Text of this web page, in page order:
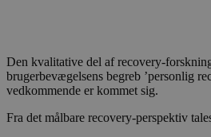
Den kvalitative del af recovery-
brugerbevægelsens begreb ’personlig
vedkommende er kommet sig.
Fra det målbare recovery-perspektiv